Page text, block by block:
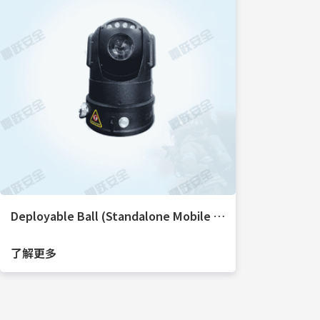
Deployable Ball (Standalone Mobile Video Surveillance Device)
了解更多